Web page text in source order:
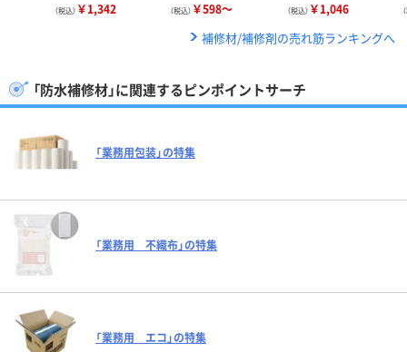
（税込） ￥1,342 （税込） ￥598～ （税込） ￥1,046
補修材/補修剤の売れ筋ランキングへ
「防水補修材」に関連するピンポイントサーチ
「業務用包装」の特集
「業務用 不織布」の特集
「業務用 エコ」の特集